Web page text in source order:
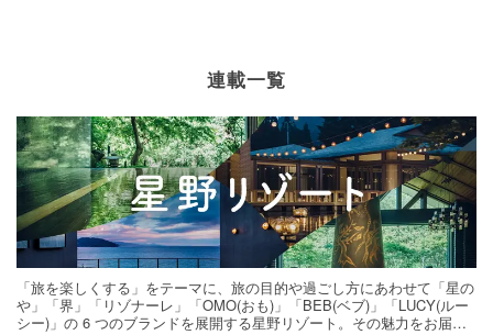
連載一覧
「旅を楽しくする」をテーマに、旅の目的や過ごし方にあわせて「星の
や」「界」「リゾナーレ」「OMO(おも)」「BEB(ベブ)」「LUCY(ルー
シー)」の 6 つのブランドを展開する星野リゾート。その魅力をお届け